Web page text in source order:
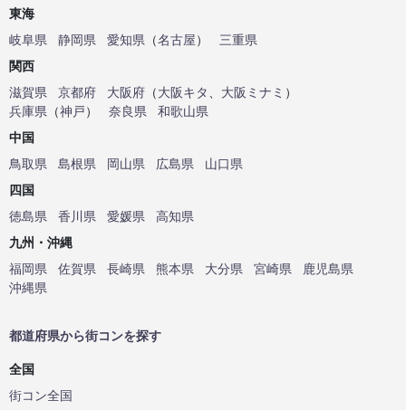
東海
岐阜県
静岡県 愛知県 （名古屋）
三重県
関西
滋賀県
京都府 大阪府 （大阪キタ 大阪ミナミ ）
兵庫県 （神戸） 奈良県
和歌山県
中国
鳥取県
島根県 岡山県 広島県
山口県
四国
徳島県
香川県 愛媛県
高知県
九州・沖縄
福岡県
佐賀県 長崎県 熊本県 大分県 宮崎県
鹿児島県
沖縄県
都道府県から街コンを探す
全国
街コン全国